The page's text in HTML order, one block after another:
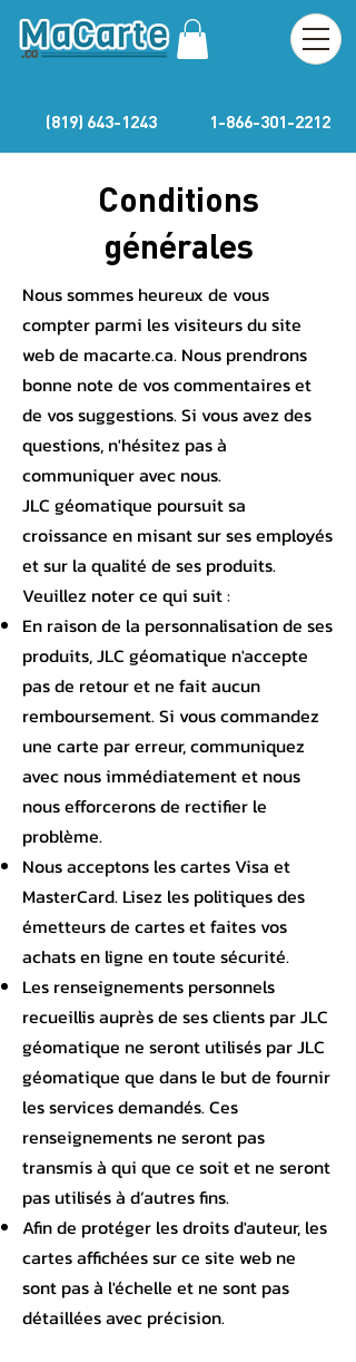
(819) 643-1243 1-866-301-2212
Conditions
générales
Nous sommes heureux de vous
compter parmi les visiteurs du site
web de macarte.ca. Nous prendrons
bonne note de vos commentaires et
de vos suggestions. Si vous avez des
questions, n'hésitez pas à
communiquer avec nous.
JLC géomatique poursuit sa
croissance en misant sur ses employés
et sur la qualité de ses produits.
Veuillez noter ce qui suit :
En raison de la personnalisation de ses
produits, JLC géomatique n'accepte
pas de retour et ne fait aucun
remboursement. Si vous commandez
une carte par erreur, communiquez
avec nous immédiatement et nous
nous efforcerons de rectifier le
problème.
Nous acceptons les cartes Visa et
MasterCard. Lisez les politiques des
émetteurs de cartes et faites vos
achats en ligne en toute sécurité.
Les renseignements personnels
recueillis auprès de ses clients par JLC
géomatique ne seront utilisés par JLC
géomatique que dans le but de fournir
les services demandés. Ces
renseignements ne seront pas
transmis à qui que ce soit et ne seront
pas utilisés à d’autres fins.
Afin de protéger les droits d'auteur, les
cartes affichées sur ce site web ne
sont pas à l'échelle et ne sont pas
détaillées avec précision.